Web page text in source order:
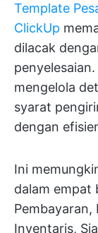
Template
ClickUp
dilacak
mengelola
syarat
dengan
Ini
dalam empat
Pembayaran,
Inventaris,